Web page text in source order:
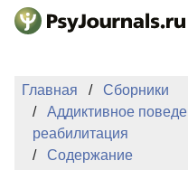
Перейти к основному
Главная
Сборники
Аддиктивное
реабилитация
Содержание